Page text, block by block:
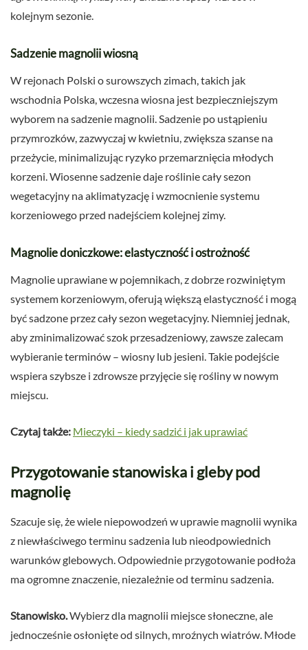
kolejnym sezonie.
Sadzenie magnolii wiosną
W rejonach Polski o surowszych zimach, takich jak
wschodnia Polska, wczesna wiosna jest bezpieczniejszym
wyborem na sadzenie magnolii. Sadzenie po ustąpieniu
przymrozków, zazwyczaj w kwietniu, zwiększa szanse na
przeżycie, minimalizując ryzyko przemarznięcia młodych
korzeni. Wiosenne sadzenie daje roślinie cały sezon
wegetacyjny na aklimatyzację i wzmocnienie systemu
korzeniowego przed nadejściem kolejnej zimy.
Magnolie doniczkowe: elastyczność i ostrożność
Magnolie uprawiane w pojemnikach, z dobrze rozwiniętym
systemem korzeniowym, oferują większą elastyczność i mogą
być sadzone przez cały sezon wegetacyjny. Niemniej jednak,
aby zminimalizować szok przesadzeniowy, zawsze zalecam
wybieranie terminów – wiosny lub jesieni. Takie podejście
wspiera szybsze i zdrowsze przyjęcie się rośliny w nowym
miejscu.
Czytaj także: Mieczyki – kiedy sadzić i jak uprawiać
Przygotowanie stanowiska i gleby pod
magnolię
Szacuje się, że wiele niepowodzeń w uprawie magnolii wynika
z niewłaściwego terminu sadzenia lub nieodpowiednich
warunków glebowych. Odpowiednie przygotowanie podłoża
ma ogromne znaczenie, niezależnie od terminu sadzenia.
Stanowisko.Wybierz dla magnolii miejsce słoneczne, ale
jednocześnie osłonięte od silnych, mroźnych wiatrów. Młode